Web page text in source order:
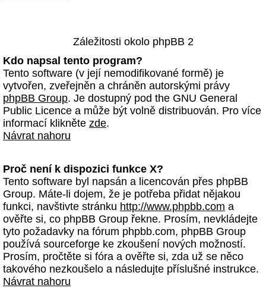
Záležitosti okolo phpBB 2
Kdo napsal tento program?
Tento software (v její nemodifikované formě) je
vytvořen, zveřejněn a chráněn autorskými právy
phpBB Group. Je dostupný pod the GNU General
Public Licence a může být volně distribuován. Pro více
informací klikněte zde.
Návrat nahoru
Proč není k dispozici funkce X?
Tento software byl napsán a licencován přes phpBB
Group. Máte-li dojem, že je potřeba přidat nějakou
funkci, navštivte stránku http://www.phpbb.com a
ověřte si, co phpBB Group řekne. Prosím, nevkládejte
tyto požadavky na fórum phpbb.com, phpBB Group
používá sourceforge ke zkoušení nových možností.
Prosím, pročtěte si fóra a ověřte si, zda už se něco
takového nezkoušelo a následujte příslušné instrukce.
Návrat nahoru